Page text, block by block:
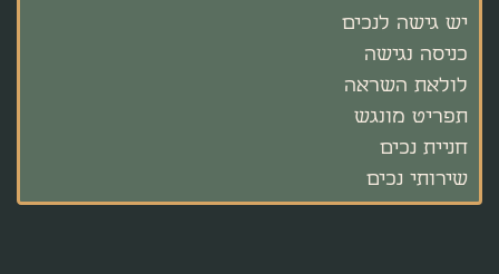
יש גישה לנכים
כניסה נגישה
לולאת השראה
תפריט מונגש
חניית נכים
שירותי נכים